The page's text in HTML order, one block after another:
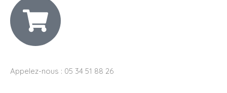
Appelez-nous : 05 34 51 88 26